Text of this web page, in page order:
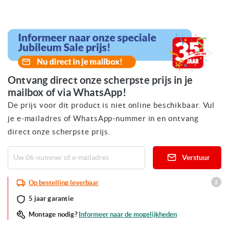
het
begin
afbeeldingen-
gallerij
Ontvang direct onze scherpste prijs in je
mailbox of via WhatsApp!
De prijs voor dit product is niet online beschikbaar. Vul
je e-mailadres of WhatsApp-nummer in en ontvang
direct onze scherpste prijs.
Verstuur
Op bestelling leverbaar
5 jaar garantie
Montage nodig? Informeer naar de mogelijkheden